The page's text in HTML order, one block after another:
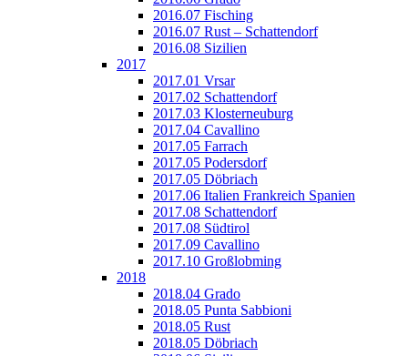
2016.07 Fisching
2016.07 Rust – Schattendorf
2016.08 Sizilien
2017
2017.01 Vrsar
2017.02 Schattendorf
2017.03 Klosterneuburg
2017.04 Cavallino
2017.05 Farrach
2017.05 Podersdorf
2017.05 Döbriach
2017.06 Italien Frankreich Spanien
2017.08 Schattendorf
2017.08 Südtirol
2017.09 Cavallino
2017.10 Großlobming
2018
2018.04 Grado
2018.05 Punta Sabbioni
2018.05 Rust
2018.05 Döbriach